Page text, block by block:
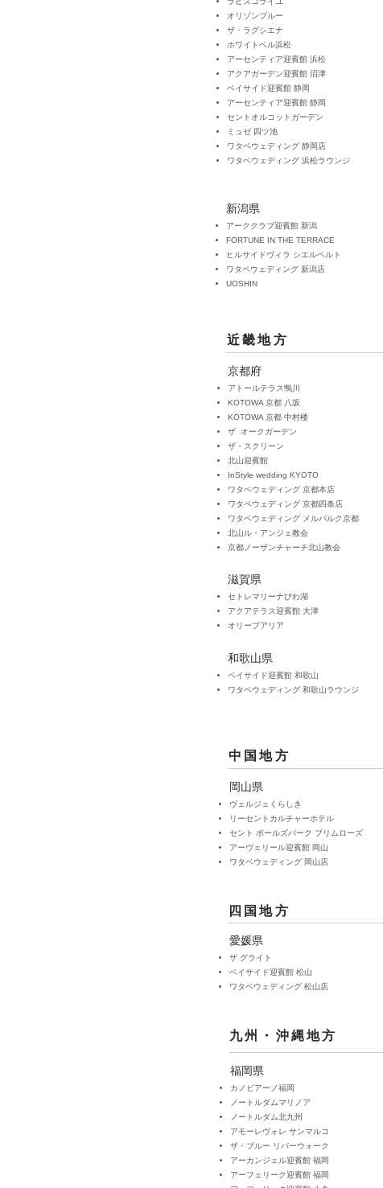
​オリゾンブルー
ザ・ラグシエナ
ホワイトベル浜松
アーセンティア迎賓館 浜松
アクアガーデン迎賓館 沼津
ベイサイド迎賓館 静岡
アーセンティア迎賓館 静岡
セントオルコットガーデン
ミュゼ 四ツ池
​ワタベウェディング 静岡店
​ワタベウェディング 浜松ラウンジ
新潟県
アーククラブ迎賓館 新潟
FORTUNE IN THE TERRACE
ヒルサイドヴィラ シエルベルト
ワタベウェディング 新潟店
UOSHIN
近畿地方
京都府
アトールテラス鴨川
KOTOWA 京都 八坂
KOTOWA 京都 中村楼
ザ
オークガーデン
ザ・スクリーン
北山迎賓館
InStyle wedding KYOTO
​ワタベウェディング 京都本店
​ワタベウェディング 京都四条店
​ワタベウェディング メルパルク京都
​北山ル・アンジェ教会
京都ノーザンチャーチ北山教会
滋賀県
セトレマリーナびわ湖
アクアテラス迎賓館 大津
オリーブアリア
和歌山県
ベイサイド迎賓館 和歌山
​ワタベウェディング 和歌山ラウンジ
中国地方
岡山県
ヴェルジェくらしき
リーセントカルチャーホテル
セント ポールズパーク プリムローズ
アーヴェリール迎賓館 岡山
​ワタベウェディング 岡山店
四国地方
愛媛県
ザ グライト
ベイサイド迎賓館 松山
​ワタベウェディング 松山店
九州・沖縄地方
福岡県
カノビアーノ福岡
ノートルダムマリノア
ノートルダム北九州
アモーレヴォレ サンマルコ
ザ・ブルー リバーウォーク
アーカンジェル迎賓館 福岡
アーフェリーク迎賓館 福岡